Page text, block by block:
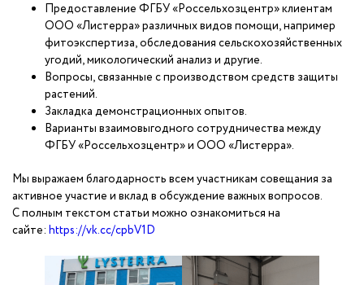
Предоставление ФГБУ «Россельхозцентр» клиентам
ООО «Листерра» различных видов помощи, например
фитоэкспертиза, обследования сельскохозяйственных
угодий, микологический анализ и другие.
Вопросы, связанные с производством средств защиты
растений.
Закладка демонстрационных опытов.
Варианты взаимовыгодного сотрудничества между
ФГБУ «Россельхозцентр» и ООО «Листерра».
Мы выражаем благодарность всем участникам совещания за
активное участие и вклад в обсуждение важных вопросов.
С полным текстом статьи можно ознакомиться на
сайте: https://vk.cc/cpbV1D